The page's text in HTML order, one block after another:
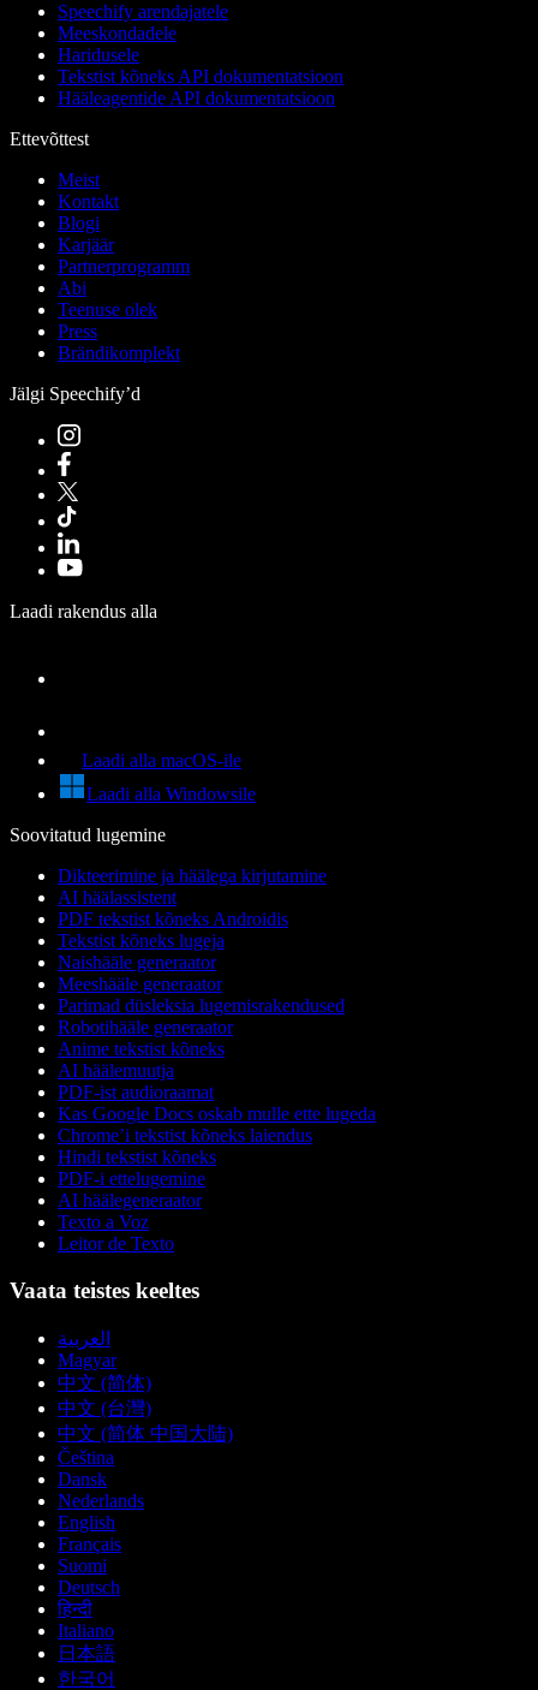
Speechify arendajatele
Meeskondadele
Haridusele
Tekstist kõneks API dokumentatsioon
Hääleagentide API dokumentatsioon
Ettevõttest
Meist
Kontakt
Blogi
Karjäär
Partnerprogramm
Abi
Teenuse olek
Press
Brändikomplekt
Jälgi Speechify’d
Laadi rakendus alla
Laadi alla macOS-ile
Laadi alla Windowsile
Soovitatud lugemine
Dikteerimine ja häälega kirjutamine
AI häälassistent
PDF tekstist kõneks Androidis
Tekstist kõneks lugeja
Naishääle generaator
Meeshääle generaator
Parimad düsleksia lugemisrakendused
Robotihääle generaator
Anime tekstist kõneks
AI häälemuutja
PDF-ist audioraamat
Kas Google Docs oskab mulle ette lugeda
Chrome’i tekstist kõneks laiendus
Hindi tekstist kõneks
PDF-i ettelugemine
AI häälegeneraator
Texto a Voz
Leitor de Texto
Vaata teistes keeltes
العربية
Magyar
中文 (简体)
中文 (台灣)
中文 (简体 中国大陆)
Čeština
Dansk
Nederlands
English
Français
Suomi
Deutsch
हिन्दी
Italiano
日本語
한국어